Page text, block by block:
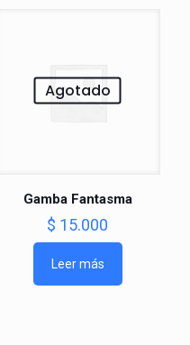
Agotado
Gamba Fantasma
$ 15.000
Leer más